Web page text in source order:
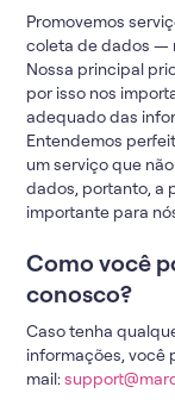
Promovemos
coleta de dados —
Nossa principal
por isso nos
adequado das
Entendemos
um serviço que
dados, portanto, a
importante para
Como você
conosco?
Caso tenha
informações, você
mail: